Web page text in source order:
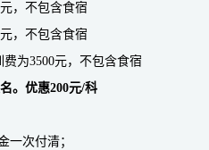
，不包含食宿
，不包含食宿
为3500元，不包含食宿
。优惠200元/科
一次付清；